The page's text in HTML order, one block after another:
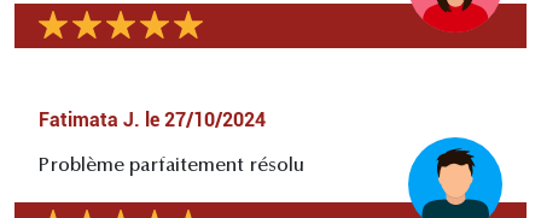
Fatimata J. le 27/10/2024
Problème parfaitement résolu